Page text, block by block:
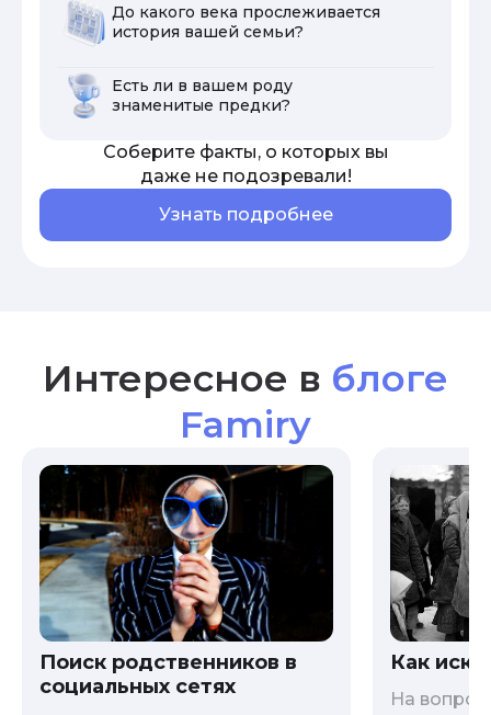
До какого века прослеживается
история вашей семьи?
Есть ли в вашем роду
знаменитые предки?
Соберите факты, о которых вы
даже не подозревали!
Узнать подробнее
Интересное в блоге
Famiry
Поиск родственников в
социальных сетях
Как
На вопрос